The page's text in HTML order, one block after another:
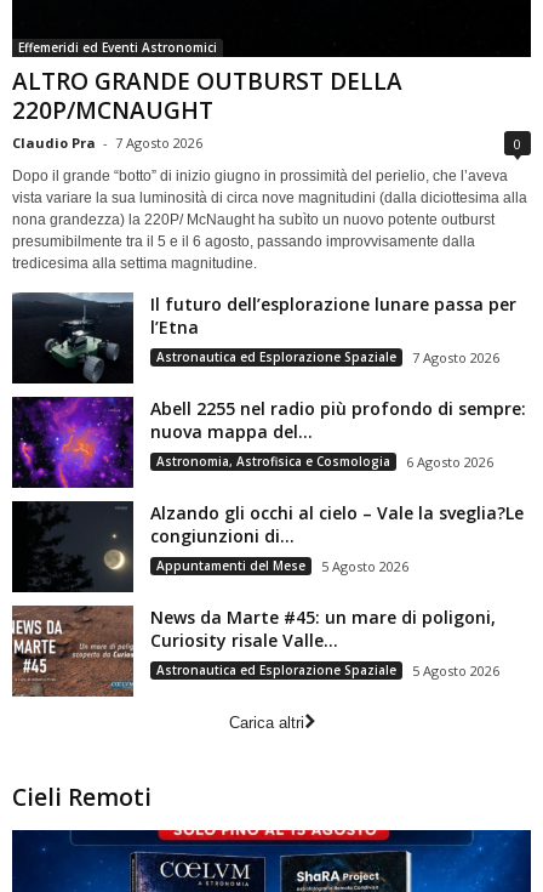
Effemeridi ed Eventi Astronomici
ALTRO GRANDE OUTBURST DELLA
220P/MCNAUGHT
Claudio Pra - 7 Agosto 2026 0
Dopo il grande “botto” di inizio giugno in prossimità del perielio, che l’aveva
vista variare la sua luminosità di circa nove magnitudini (dalla diciottesima alla
nona grandezza) la 220P/ McNaught ha subìto un nuovo potente outburst
presumibilmente tra il 5 e il 6 agosto, passando improvvisamente dalla
tredicesima alla settima magnitudine.
Il futuro dell’esplorazione lunare passa per
l’Etna
Astronautica ed Esplorazione Spaziale 7 Agosto 2026
Abell 2255 nel radio più profondo di sempre:
nuova mappa del...
Astronomia, Astrofisica e Cosmologia 6 Agosto 2026
Alzando gli occhi al cielo – Vale la sveglia?Le
congiunzioni di...
Appuntamenti del Mese 5 Agosto 2026
News da Marte #45: un mare di poligoni,
Curiosity risale Valle...
Astronautica ed Esplorazione Spaziale 5 Agosto 2026
Carica altri
Cieli Remoti